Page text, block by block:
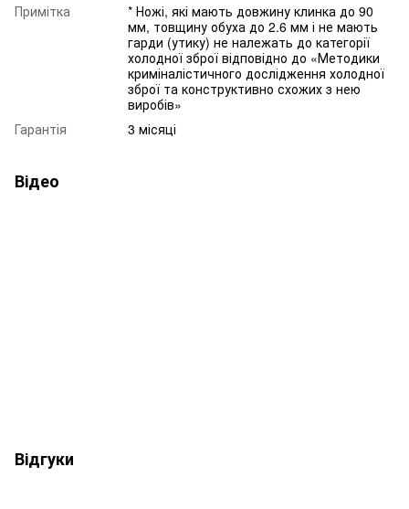
Примітка
* Ножі, які мають довжину клинка до 90
мм, товщину обуха до 2.6 мм і не мають
гарди (утику) не належать до категорії
холодної зброї відповідно до «Методики
криміналістичного дослідження холодної
зброї та конструктивно схожих з нею
виробів»
Гарантія
3 місяці
Відео
Відгуки